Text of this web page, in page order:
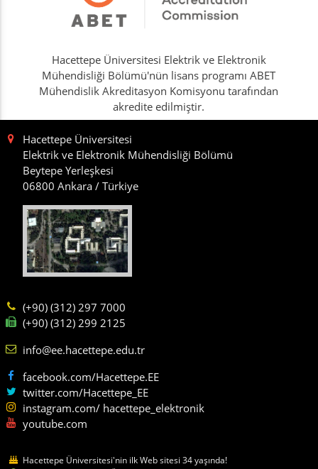
Hacettepe Üniversitesi Elektrik ve Elektronik
Mühendisliği Bölümü'nün lisans programı ABET
Mühendislik Akreditasyon Komisyonu tarafından
akredite edilmiştir.
Hacettepe Üniversitesi
Elektrik ve Elektronik Mühendisliği Bölümü
Beytepe Yerleşkesi
06800 Ankara / Türkiye
(+90) (312) 297 7000
(+90) (312) 299 2125
info@ee.hacettepe.edu.tr
facebook.com/Hacettepe.EE
twitter.com/Hacettepe_EE
instagram.com/ hacettepe_elektronik
youtube.com
Hacettepe Üniversitesi'nin ilk Web sitesi 34 yaşında!